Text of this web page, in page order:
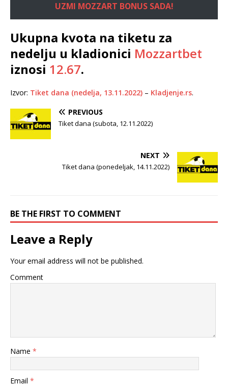
UZMI MOZZART BONUS SADA!
Ukupna kvota na tiketu za
nedelju u kladionici Mozzartbet
iznosi 12.67.
Izvor: Tiket dana (nedelja, 13.11.2022) – Kladjenje.rs.
PREVIOUS
Tiket dana (subota, 12.11.2022)
NEXT
Tiket dana (ponedeljak, 14.11.2022)
BE THE FIRST TO COMMENT
Leave a Reply
Your email address will not be published.
Comment
Name *
Email *